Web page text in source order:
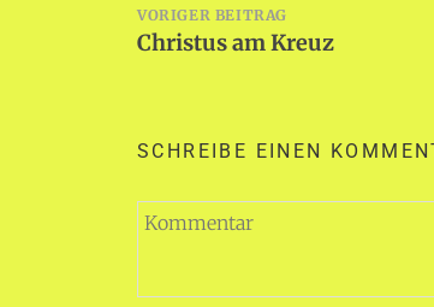
VORIGER BEITRAG
Christus am Kreuz
SCHREIBE EINEN